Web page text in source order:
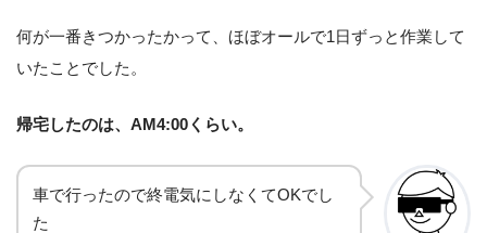
何が一番きつかったかって、ほぼオールで1日ずっと作業して
いたことでした。
帰宅したのは、AM4:00くらい。
車で行ったので終電気にしなくてOKでし
た